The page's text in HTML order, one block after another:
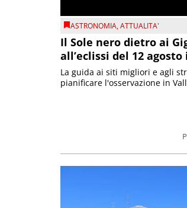
ASTRONOMIA,ATTUALITA'
Il Sole nero dietro ai
all’eclissi del 12 agosto
La guida ai siti migliori e agli
pianificare l'osservazione in